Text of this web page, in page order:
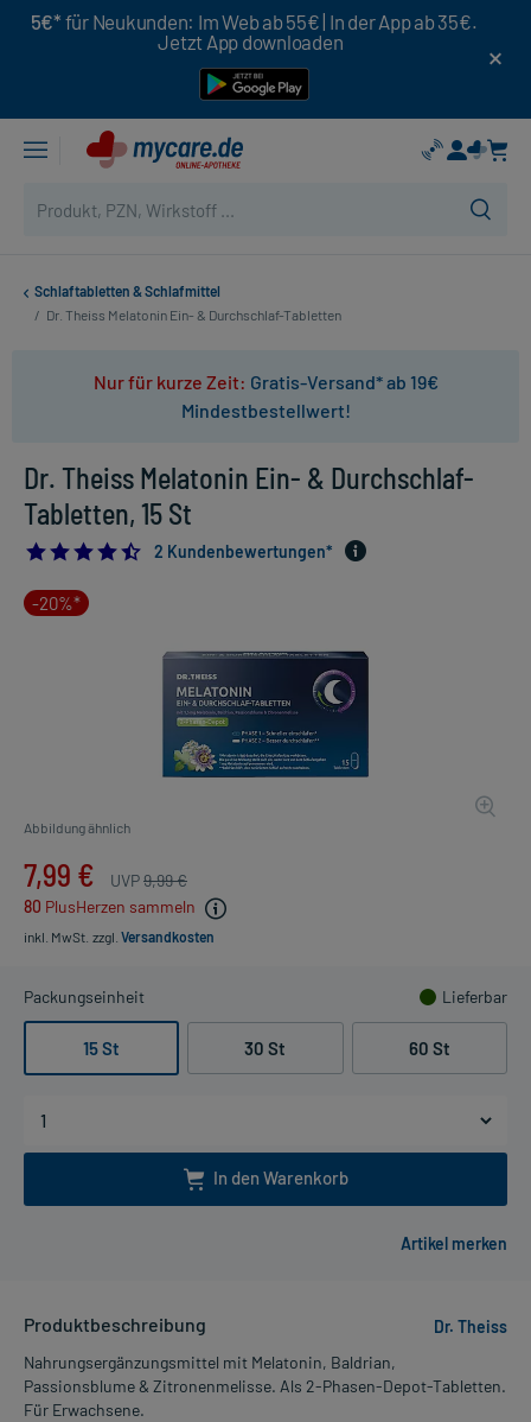
5€* für Neukunden: Im Web ab 55€ | In der App ab 35€.
Jetzt App downloaden
Schlaftabletten & Schlafmittel
/ Dr. Theiss Melatonin Ein- & Durchschlaf-Tabletten
Nur für kurze Zeit: Gratis-Versand* ab 19€
Mindestbestellwert!
Dr. Theiss Melatonin Ein- & Durchschlaf-
Tabletten, 15 St
4.5
2 Kundenbewertungen*
-20%*
Abbildung ähnlich
7,99 € UVP9,99 €
80 PlusHerzen sammeln
inkl. MwSt. zzgl. Versandkosten
Packungseinheit Lieferbar
15 St 30 St 60 St
In den Warenkorb
Produktbeschreibung
Dr. Theiss
Nahrungsergänzungsmittel mit Melatonin, Baldrian,
Passionsblume & Zitronenmelisse. Als 2-Phasen-Depot-Tabletten.
Für Erwachsene.